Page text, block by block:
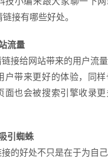
接有哪些好处。
流量
给网站带来的用户流量
户带来更好的体验，同
面也会被搜索引擎收录更
引蜘蛛
好处不只是在于为自己